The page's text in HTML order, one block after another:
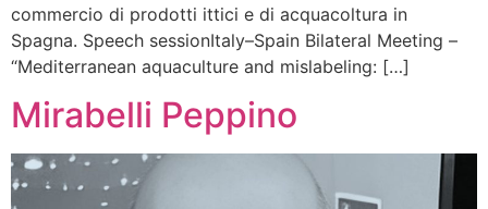
commercio di prodotti ittici e di acquacoltura in
Spagna. Speech sessionItaly–Spain Bilateral Meeting –
“Mediterranean aquaculture and mislabeling: […]
Mirabelli Peppino